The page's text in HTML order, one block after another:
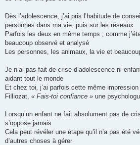
Dès l’adolescence, j’ai pris l’habitude de
personnes dans ma vie, puis sur les réseaux
Parfois les deux en même temps ; comme
beaucoup observé et analysé
Les personnes, les animaux, la vie et
Je n’ai pas fait de crise d’adolescence ni
aidant tout le monde
Et chez toi, j’ai parfois cette même
Filliozat, « Fais-toi confiance » une
Lorsqu’un enfant ne fait absolument pas de
s’oppose jamais
Cela peut révéler une étape qu’il n’a pas été
d’autres choses à gérer